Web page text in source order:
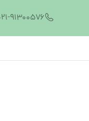
91300576